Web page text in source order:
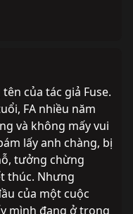
của tác giả Fuse.
FA nhiều năm
và không mấy vui
lấy anh chàng, bị
tưởng chừng
thúc. Nhưng
của một cuộc
mình đang ở trong